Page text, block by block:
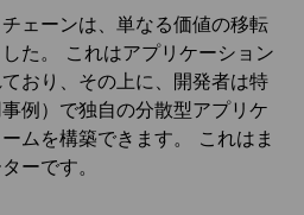
ェーンは、単なる価値の移転
た。 これはアプリケーション
おり、その上に、開発者は特
例）で独自の分散型アプリケ
ムを構築できます。 これはま
ーです。